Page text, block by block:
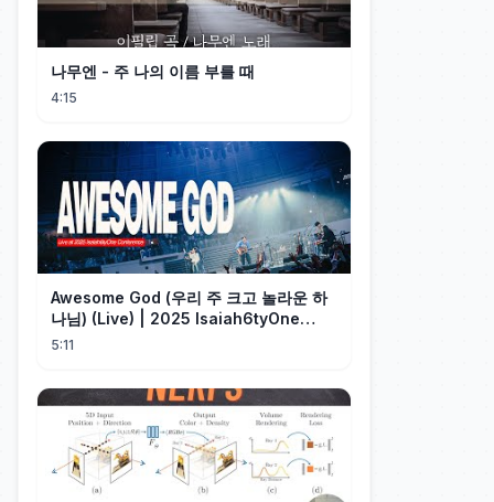
나무엔 - 주 나의 이름 부를 때
4:15
Awesome God (우리 주 크고 놀라운 하
나님) (Live) | 2025 Isaiah6tyOne
Conference | 예수전도단 화요모임
5:11